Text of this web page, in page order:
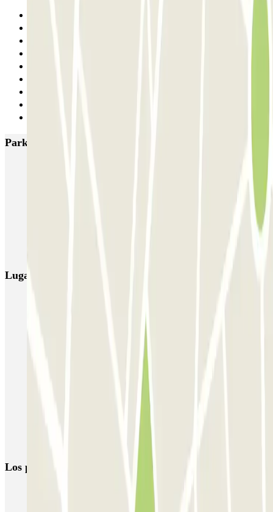
Parkings más valorados en Granada
Lugares y eventos interesantes cerca de Garaje Rex
Aparcar cerca del Hotel NH Collection Granada Victoria
Parkings cerca de la Fuente de las Batallas y Fuente de las
Parkings en la Plaza Isabel La Católica en Granada
Parking cerca de la Catedral de Granada
Los parkings más reservados
Parking en Barcelona